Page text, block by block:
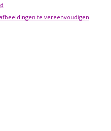
te vereenvoudigen